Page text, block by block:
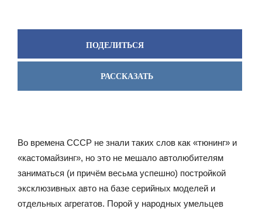
ПОДЕЛИТЬСЯ
РАССКАЗАТЬ
Во времена СССР не знали таких слов как «тюнинг» и
«кастомайзинг», но это не мешало автолюбителям
заниматься (и причём весьма успешно) постройкой
эксклюзивных авто на базе серийных моделей и
отдельных агрегатов. Порой у народных умельцев